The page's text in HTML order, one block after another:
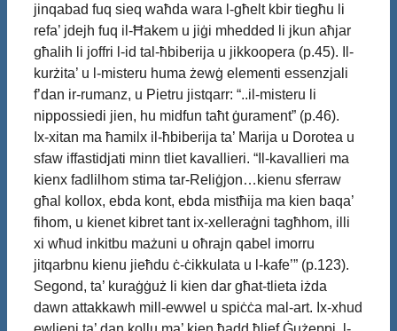
jinqabad fuq sieq waħda wara l-għelt kbir tiegħu li
refa’ jdejh fuq il-Ħakem u jiġi mhedded li jkun aħjar
għalih li joffri l-id tal-ħbiberija u jikkoopera (p.45). Il-
kurżita’ u l-misteru huma żewġ elementi essenzjali
f’dan ir-rumanz, u Pietru jistqarr: “..il-misteru li
nippossiedi jien, hu midfun taħt ġurament” (p.46).
Ix-xitan ma ħamilx il-ħbiberija ta’ Marija u Dorotea u
sfaw iffastidjati minn tliet kavallieri. “Il-kavallieri ma
kienx fadlilhom stima tar-Reliġjon…kienu sferraw
għal kollox, ebda kont, ebda mistħija ma kien baqa’
fihom, u kienet kibret tant ix-xelleraġni tagħhom, illi
xi wħud inkitbu mażuni u oħrajn qabel imorru
jitqarbnu kienu jieħdu ċ-ċikkulata u l-kafe’” (p.123).
Segond, ta’ kuraġġuż li kien dar għat-tlieta iżda
dawn attakkawh mill-ewwel u spiċċa mal-art. Ix-xhud